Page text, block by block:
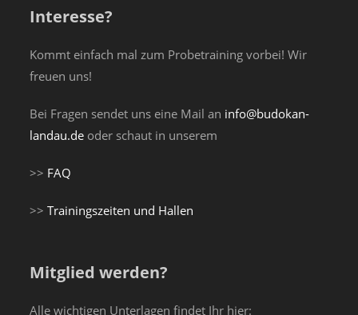
Interesse?
Kommt einfach mal zum Probetraining vorbei! Wir
freuen uns!
Bei Fragen sendet uns eine Mail an info@budokan-
landau.de oder schaut in unserem
>> FAQ
>>Trainingszeiten und Hallen
Mitglied werden?
Alle wichtigen Unterlagen findet Ihr hier: